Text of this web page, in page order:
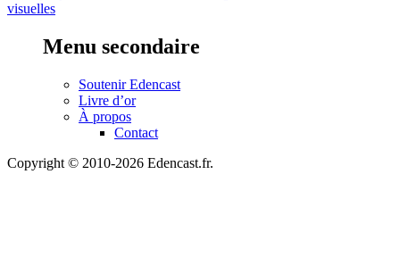
visuelles
Menu secondaire
Soutenir Edencast
Livre d’or
À propos
Contact
Copyright © 2010-2026 Edencast.fr.